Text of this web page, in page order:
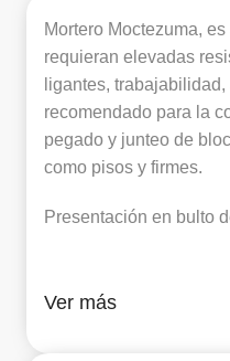
Mortero Moctezuma,
requieran elevadas
ligantes,
recomendado para la
pegado y junteo de
como pisos y firmes.
Presentación en bulto
Ver más